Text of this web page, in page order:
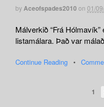
byAceofspades2010 on 01/
Málverkið “Frá
listamálara. Það var
Continue Reading •
1